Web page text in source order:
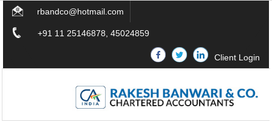
rbandco@hotmail.com
+91 11 25146878, 45024859
Client Login